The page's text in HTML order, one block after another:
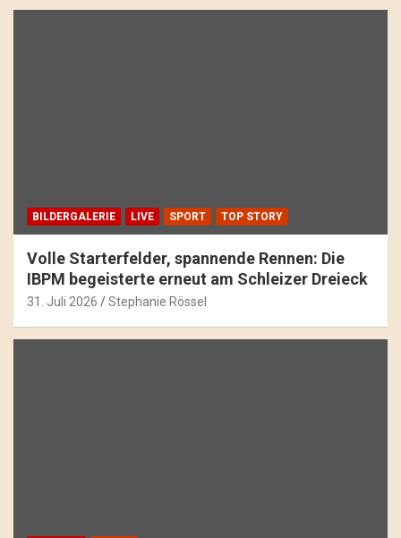
BILDERGALERIE LIVE SPORT TOP STORY
Volle Starterfelder, spannende Rennen: Die
IBPM begeisterte erneut am Schleizer Dreieck
31. Juli 2026 Stephanie Rössel